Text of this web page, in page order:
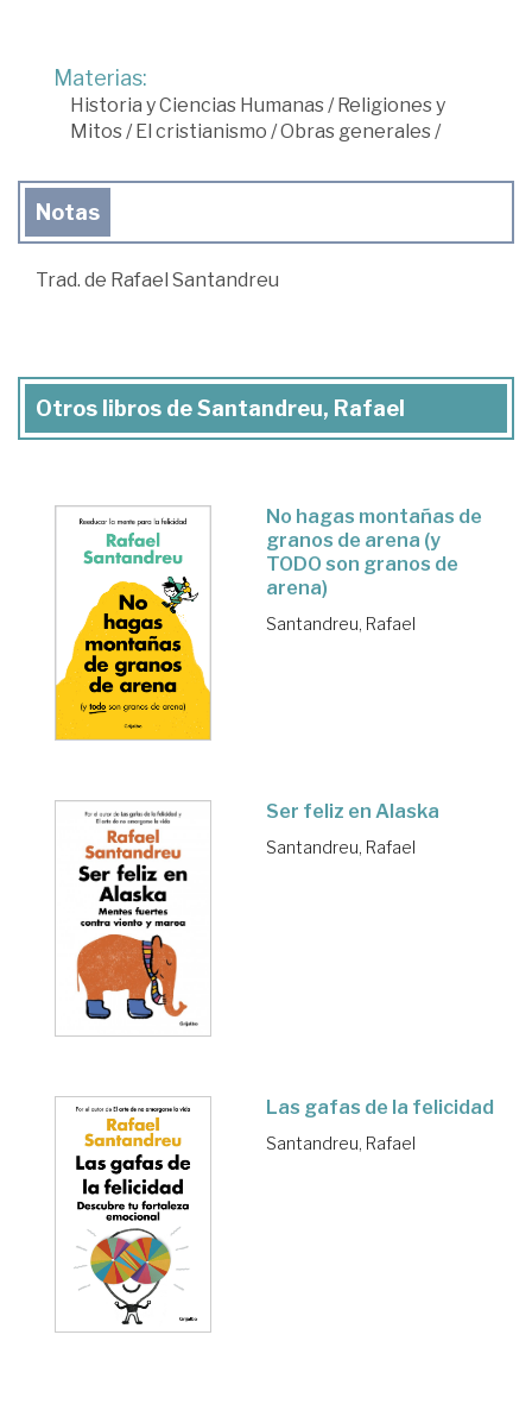
Materias:
Historia y Ciencias Humanas/Religiones y
Mitos/El cristianismo /Obras generales/
Notas
Trad. de Rafael Santandreu
Otros libros de Santandreu, Rafael
No hagas montañas de
granos de arena (y
TODO son granos de
arena)
Santandreu, Rafael
Ser feliz en Alaska
Santandreu, Rafael
Las gafas de la felicidad
Santandreu, Rafael